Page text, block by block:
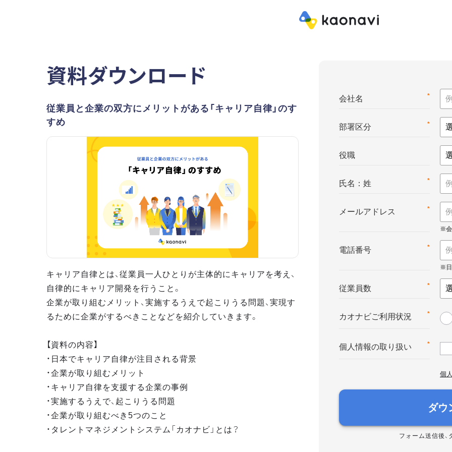
資料ダウンロード
従業員と企業の双方にメリットがある「キャリア自律」のす
すめ
キャリア自律とは、従業員一人ひとりが主体的にキャリアを考え、
自律的にキャリア開発を行うこと。
企業が取り組むメリット、実施するうえで起こりうる問題、実現す
るために企業がするべきことなどを紹介していきます。
【資料の内容】
・日本でキャリア自律が注目される背景
・企業が取り組むメリット
・キャリア自律を支援する企業の事例
・実施するうえで、起こりうる問題
・企業が取り組むべき5つのこと
・タレントマネジメントシステム「カオナビ」とは？
*
会社名
*
部署区分
役職
*
氏名：姓
*
メールアドレス
*
電話番号
*
従業員数
*
カオナビご利用状況
*
個人情報の取り扱い
個
ダウ
フォーム送信後